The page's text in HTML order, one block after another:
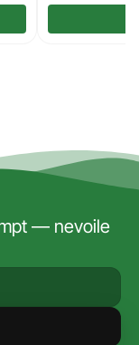
— nevoile